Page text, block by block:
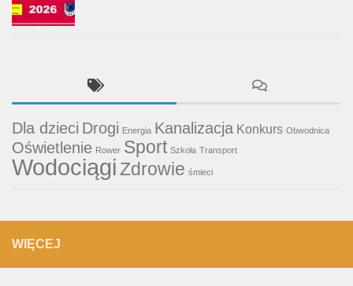
Dla dzieci Drogi Energia Kanalizacja Konkurs Obwodnica
Oświetlenie Rower Sport Szkoła Transport
WodociągiZdrowie śmieci
WIĘCEJ